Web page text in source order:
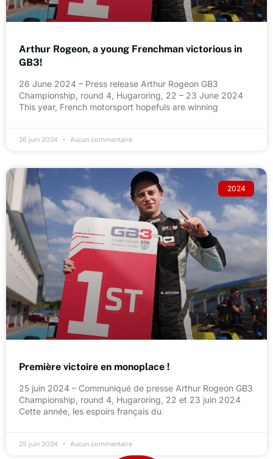
Arthur Rogeon, a young Frenchman victorious in
GB3!
26 June 2024 – Press release Arthur Rogeon GB3
Championship, round 4, Hugaroring, 22 – 23 June 2024
This year, French motorsport hopefuls are winning
26 juin 2024 Aucun commentaire
2024
Première victoire en monoplace !
25 juin 2024 – Communiqué de presse Arthur Rogeon GB3
Championship, round 4, Hugaroring, 22 et 23 juin 2024
Cette année, les espoirs français du
25 juin 2024 Aucun commentaire